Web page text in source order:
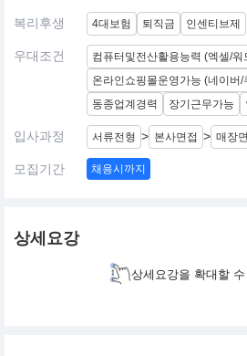
복리후생 4대보험 퇴직금 인센티브제
우대조건
컴퓨터및전산활용능력 (엑셀/
온라인쇼핑몰운영가능 (네이버
동종업계경력
장기근무가능
입사과정 서류전형 > 본사면접 > 매장
모집기간 채용시까지
상세요강
상세요강을 확대할